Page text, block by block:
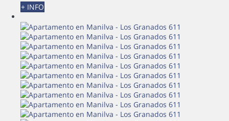
+ INFO